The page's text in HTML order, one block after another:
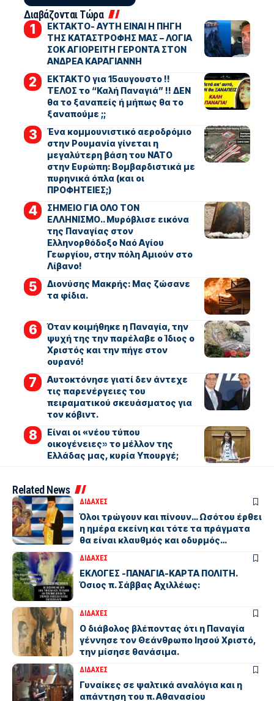
Διαβάζονται Τώρα
ΕΚΤΑΚΤΟ- ΑΥΤΗ ΕΙΝΑΙ Η ΠΗΓΗ
ΤΗΣ ΚΑΤΑΣΤΡΟΦΗΣ ΜΑΣ – ΛΟΓΙΑ
ΣΟΚ ΑΓΙΟΡΕΙΤΗ ΓΕΡΟΝΤΑ ΣΤΟΝ
ΑΝΔΡΕΑ ΚΑΡΑΓΙΑΝΝΗ
ΕΚΤΑΚΤΟ για 15αυγουστο !!
ΤΕΛΟΣ το “Καλή Παναγιά” !! ΔΕΝ
θα το ξαναπείς ή μήπως θα το
ξαναπούμε ;;
Ένα κομμουνιστικό αεροδρόμιο
στην Ρουμανία γίνεται η
μεγαλύτερη βάση του ΝΑΤΟ
στην Ευρώπη: Βομβαρδιστικά με
πυρηνικά όπλα (και οι
ΠΡΟΦΗΤΕΙΕΣ;)
ΣΗΜΕΙΟ ΓΙΑ ΟΛΟ ΤΟΝ
ΕΛΛΗΝΙΣΜΟ.. Μυρόβλισε εικόνα
της Παναγίας στον
Ελληνορθόδοξο Ναό Αγίου
Γεωργίου, στην πόλη Αμιούν στο
Λίβανο!
Διονύσης Μακρής: Μας ζώσανε
τα φίδια.
Όταν κοιμήθηκε η Παναγία, την
ψυχή της την παρέλαβε ο Ίδιος ο
Χριστός και την πήγε στον
ουρανό!
Αυτοκτόνησε γιατί δεν άντεχε
τις παρενέργειες του
πειραματικού σκευάσματος για
τον κόβιντ.
Είναι οι «νέου τύπου
οικογένειες» το μέλλον της
Ελλάδας μας, κυρία Υπουργέ;
Related News
ΔΙΔΑΧΕΣ
Όλοι τρώγουν και πίνουν… Ωσότου έρθει
η ημέρα εκείνη και τότε τα πράγματα
θα είναι κλαυθμός και οδυρμός…
ΔΙΔΑΧΕΣ
ΕΚΛΟΓΕΣ -ΠΑΝΑΓΙΑ-ΚΑΡΤΑ ΠΟΛΙΤΗ.
Όσιος π. Σάββας Αχιλλέως:
ΔΙΔΑΧΕΣ
Ο διάβολος βλέποντας ότι η Παναγία
γέννησε τον Θεάνθρωπο Ιησού Χριστό,
την μίσησε θανάσιμα.
ΔΙΔΑΧΕΣ
Γυναίκες σε ψαλτικά αναλόγια και η
απάντηση του π. Αθανασίου